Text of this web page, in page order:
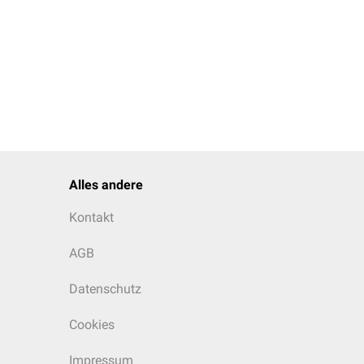
Alles andere
Kontakt
AGB
Datenschutz
Cookies
Impressum